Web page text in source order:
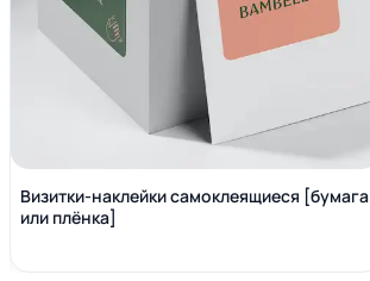
Визитки-наклейки самоклеящиеся [бумага
или плёнка]